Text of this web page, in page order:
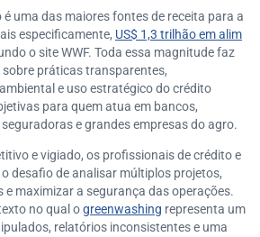
uma das maiores fontes de receita para a
especificamente, US$ 1,3 trilhão em alim
o site WWF. Toda essa magnitude faz
práticas transparentes,
e uso estratégico do crédito
para quem atua em bancos,
e grandes empresas do agro.
e vigiado, os profissionais de crédito e
desafio de analisar múltiplos projetos,
e maximizar a segurança das operações.
no qual ogreenwashing representa um
relatórios inconsistentes e uma